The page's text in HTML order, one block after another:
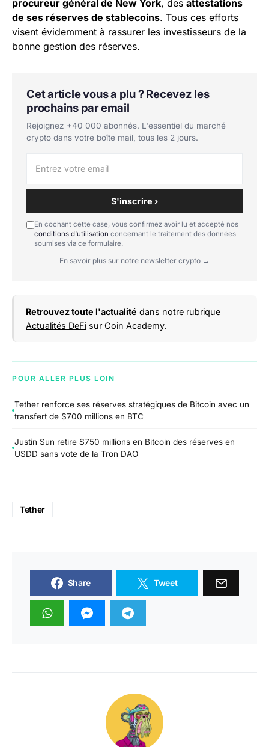
procureur général de New York, des attestations
de ses réserves de stablecoins. Tous ces efforts
visent évidemment à rassurer les investisseurs de la
bonne gestion des réserves.
Cet article vous a plu ? Recevez les
prochains par email
Rejoignez +40 000 abonnés. L'essentiel du marché
crypto dans votre boîte mail, tous les 2 jours.
S'inscrire ›
En cochant cette case, vous confirmez avoir lu et accepté nos
conditions d'utilisation concernant le traitement des données
soumises via ce formulaire.
En savoir plus sur notre newsletter crypto →
Retrouvez toute l'actualité dans notre rubrique
Actualités DeFi sur Coin Academy.
POUR ALLER PLUS LOIN
Tether renforce ses réserves stratégiques de Bitcoin avec un
transfert de $700 millions en BTC
Justin Sun retire $750 millions en Bitcoin des réserves en
USDD sans vote de la Tron DAO
Tether
Share Tweet